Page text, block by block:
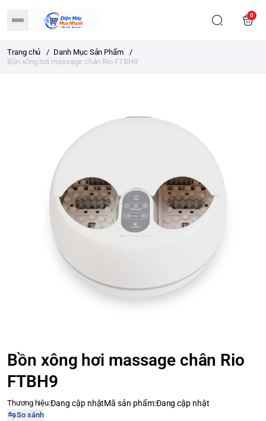
0
Trang chủ / Danh Mục Sản Phẩm
/
Bồn xông hơi massage chân Rio FTBH9
Bồn xông hơi massage chân Rio
FTBH9
Thương hiệu:Đang cập nhậtMã sản phẩm:Đang cập nhật
So sánh